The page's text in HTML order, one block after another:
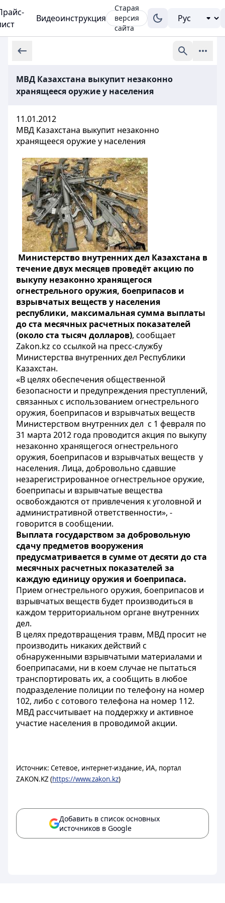
Видеоинструкция
Старая
версия
сайта
МВД Казахстана выкупит незаконно
хранящееся оружие у населения
11.01.2012
МВД Казахстана выкупит незаконно
хранящееся оружие у населения
Министерство внутренних дел Казахстана в
течение двух месяцев проведёт акцию по
выкупу незаконно хранящегося
огнестрельного оружия, боеприпасов и
взрывчатых веществ у населения
республики, максимальная сумма выплаты
до ста месячных расчетных показателей
(около ста тысяч долларов), сообщает
Zakon.kz со ссылкой на пресс-службу
Министерства внутренних дел Республики
Казахстан.
«В целях обеспечения общественной
безопасности и предупреждения преступлений,
связанных с использованием огнестрельного
оружия, боеприпасов и взрывчатых веществ
Министерством внутренних дел с 1 февраля по
31 марта 2012 года проводится акция по выкупу
незаконно хранящегося огнестрельного
оружия, боеприпасов и взрывчатых веществ у
населения. Лица, добровольно сдавшие
незарегистрированное огнестрельное оружие,
боеприпасы и взрывчатые вещества
освобождаются от привлечения к уголовной и
административной ответственности», -
говорится в сообщении.
Выплата государством за добровольную
сдачу предметов вооружения
предусматривается в сумме от десяти до ста
месячных расчетных показателей за
каждую единицу оружия и боеприпаса.
Прием огнестрельного оружия, боеприпасов и
взрывчатых веществ будет производиться в
каждом территориальном органе внутренних
дел.
В целях предотвращения травм, МВД просит не
производить никаких действий с
обнаруженными взрывчатыми материалами и
боеприпасами, ни в коем случае не пытаться
транспортировать их, а сообщить в любое
подразделение полиции по телефону на номер
102, либо с сотового телефона на номер 112.
МВД рассчитывает на поддержку и активное
участие населения в проводимой акции.
Источник: Сетевое, интернет-издание, ИА, портал
ZAKON.KZ (https://www.zakon.kz)
Добавить в список основных
источников в Google